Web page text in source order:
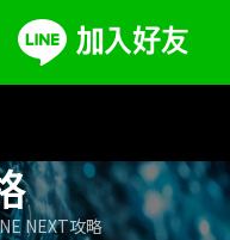
NEXT攻略